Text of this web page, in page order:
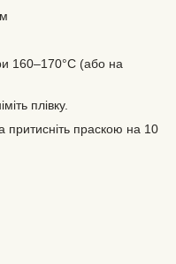
160–170°C (або на
плівку.
притисніть праскою на 10